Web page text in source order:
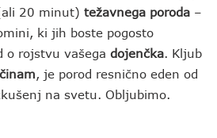
20 minut) težavnega poroda –
ki jih boste pogosto
o rojstvu vašega dojenčka. Kljub
, je porod resnično eden od
na svetu. Obljubimo.